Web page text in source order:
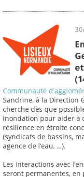
Communauté
Sandrine, à la Direction
cherche dès que
inondation pour aider à
résilience en étroite
(syndicats de bassins,
agence de l’eau, …).
Les interactions avec
seront permanentes, en